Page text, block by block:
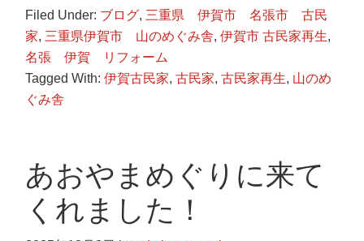
Filed Under: ブログ, 三重県 伊賀市 名張市 古民
家, 三重県伊賀市 山のめぐみ舎,伊賀市 古民家再生,
名張 伊賀 リフォーム
Tagged With:伊賀古民家,古民家,古民家再生, 山のめ
ぐみ舎
あおやまめぐりに来て
くれました！